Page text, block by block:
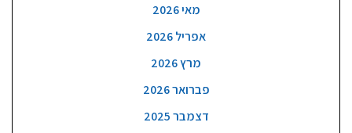
מאי 2026
אפריל 2026
מרץ 2026
פברואר 2026
דצמבר 2025